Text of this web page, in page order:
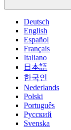
Deutsch
English
Español
Français
Italiano
日本語
한국인
Nederlands
Polski
Português
Pусский
Svenska